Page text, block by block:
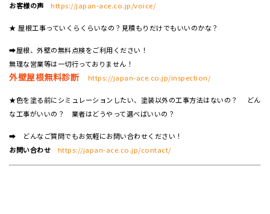
お客様の声
https://japan-ace.co.jp/voice/
★ 屋根工事っていくらくらいなの？見積もりだけでもいいのかな？
➡屋根、外壁の無料点検をご利用ください！
無理な営業等は一切行っておりません！
外壁屋根無料診断 https://japan-ace.co.jp/inspection/
★色を塗る前にシミュレーションしたい、塗装以外の工事方法はないの？ どん
な工事がいいの？ 業者はどうやって選べばいいの？
➡ どんなご質問でもお気軽にお問い合わせください！
お問い合わせ
https://japan-ace.co.jp/contact/